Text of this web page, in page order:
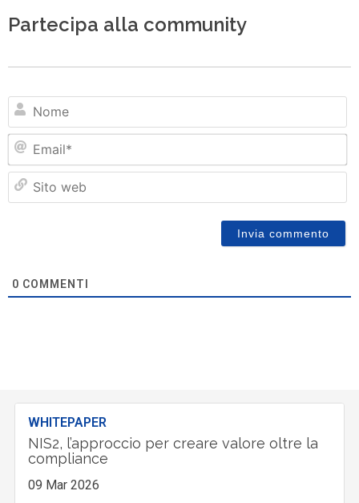
Partecipa alla community
0 COMMENTI
WHITEPAPER
NIS2, l’approccio per creare valore oltre la
compliance
09 Mar 2026